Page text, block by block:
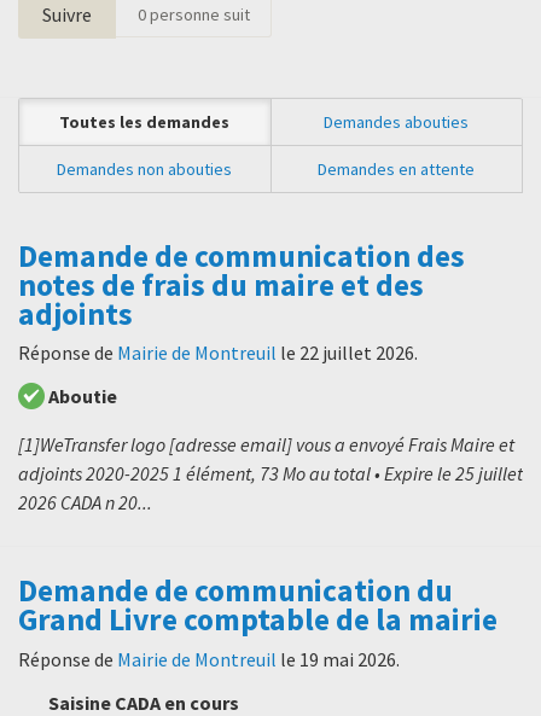
Suivre 0personne suit
Toutes les demandes Demandes abouties
Demandes non abouties Demandes en attente
Demande de communication des
notes de frais du maire et des
adjoints
Réponse de Mairie de Montreuil le 22 juillet 2026.
Aboutie
[1]WeTransfer logo [adresse email] vous a envoyé Frais Maire et
adjoints 2020-2025 1 élément, 73 Mo au total • Expire le 25 juillet
2026 CADA n 20...
Demande de communication du
Grand Livre comptable de la mairie
Réponse de Mairie de Montreuil le 19 mai 2026.
Saisine CADA en cours